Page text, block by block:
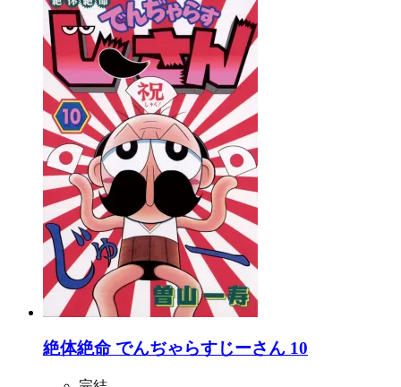
絶体絶命 でんぢゃらすじーさん 10